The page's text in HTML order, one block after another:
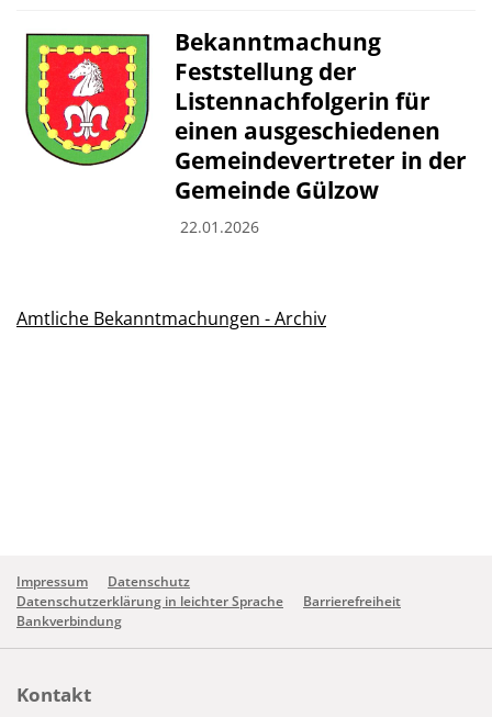
Bekanntmachung
Feststellung der
Listennachfolgerin für
einen ausgeschiedenen
Gemeindevertreter in der
Gemeinde Gülzow
22.01.2026
Amtliche Bekanntmachungen - Archiv
Impressum
Datenschutz
Datenschutzerklärung in leichter Sprache
Barrierefreiheit
Bankverbindung
Kontakt